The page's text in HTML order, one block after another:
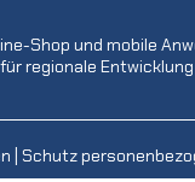
Shop und mobile
regionale
Schutz